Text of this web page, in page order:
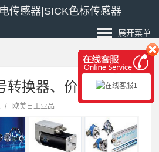
传感器|SICK色标传感器
展开菜单
转换器、价格货期
/ 欧美日工业品